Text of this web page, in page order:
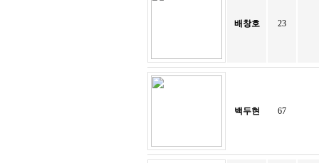
배창호 23
백두현 67